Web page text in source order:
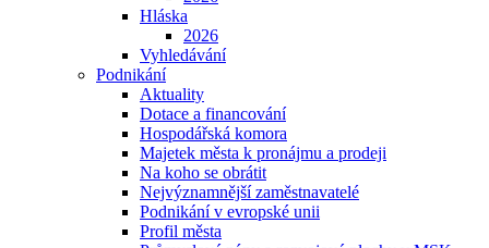
Hláska
2026
Vyhledávání
Podnikání
Aktuality
Dotace a financování
Hospodářská komora
Majetek města k pronájmu a prodeji
Na koho se obrátit
Nejvýznamnější zaměstnavatelé
Podnikání v evropské unii
Profil města